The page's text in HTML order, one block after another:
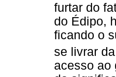
furtar do
do Édipo,
ficando o
se livrar
acesso ao